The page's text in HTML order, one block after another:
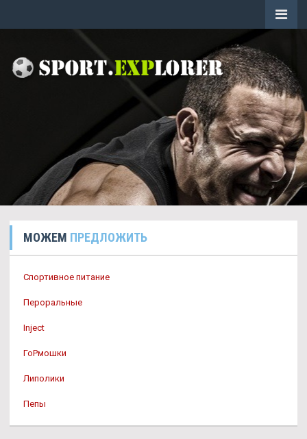
МОЖЕМ ПРЕДЛОЖИТЬ
Спортивное питание
Пероральные
Inject
ГоРмошки
Липолики
Пепы